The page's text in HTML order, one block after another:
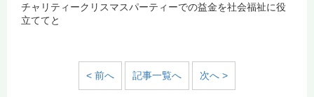
チャリティークリスマスパーティーでの益金を社会福祉に役
立ててと
< 前へ 記事一覧へ 次へ >